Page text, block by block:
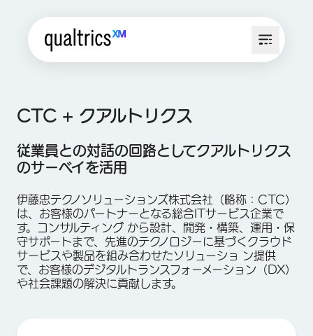
CTC + クアルトリクス
従業員との対話の回路としてクアルトリクス
のサーベイを活用
伊藤忠テクノソリューションズ株式会社（略称：CTC）
は、お客様のパートナーとなる総合ITサービス企業で
す。コンサルティング から設計、開発・構築、運用・保
守サポートまで、先進のテクノロジーに基づくクラウド
サービスや製品を組み合わせたソリューショ ン提供
で、お客様のデジタルトランスフォーメーション（DX）
や社会課題の解決に貢献します。